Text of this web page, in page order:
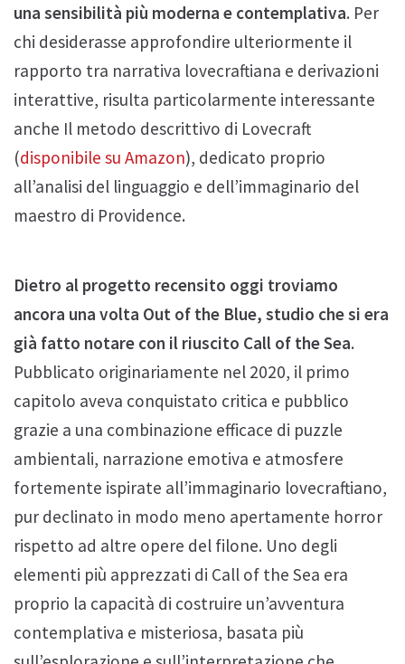
una sensibilità più moderna e contemplativa. Per
chi desiderasse approfondire ulteriormente il
rapporto tra narrativa lovecraftiana e derivazioni
interattive, risulta particolarmente interessante
anche Il metodo descrittivo di Lovecraft
(disponibile su Amazon), dedicato proprio
all’analisi del linguaggio e dell’immaginario del
maestro di Providence.
Dietro al progetto recensito oggi troviamo
ancora una volta Out of the Blue, studio che si era
già fatto notare con il riuscito Call of the Sea.
Pubblicato originariamente nel 2020, il primo
capitolo aveva conquistato critica e pubblico
grazie a una combinazione efficace di puzzle
ambientali, narrazione emotiva e atmosfere
fortemente ispirate all’immaginario lovecraftiano,
pur declinato in modo meno apertamente horror
rispetto ad altre opere del filone. Uno degli
elementi più apprezzati di Call of the Sea era
proprio la capacità di costruire un’avventura
contemplativa e misteriosa, basata più